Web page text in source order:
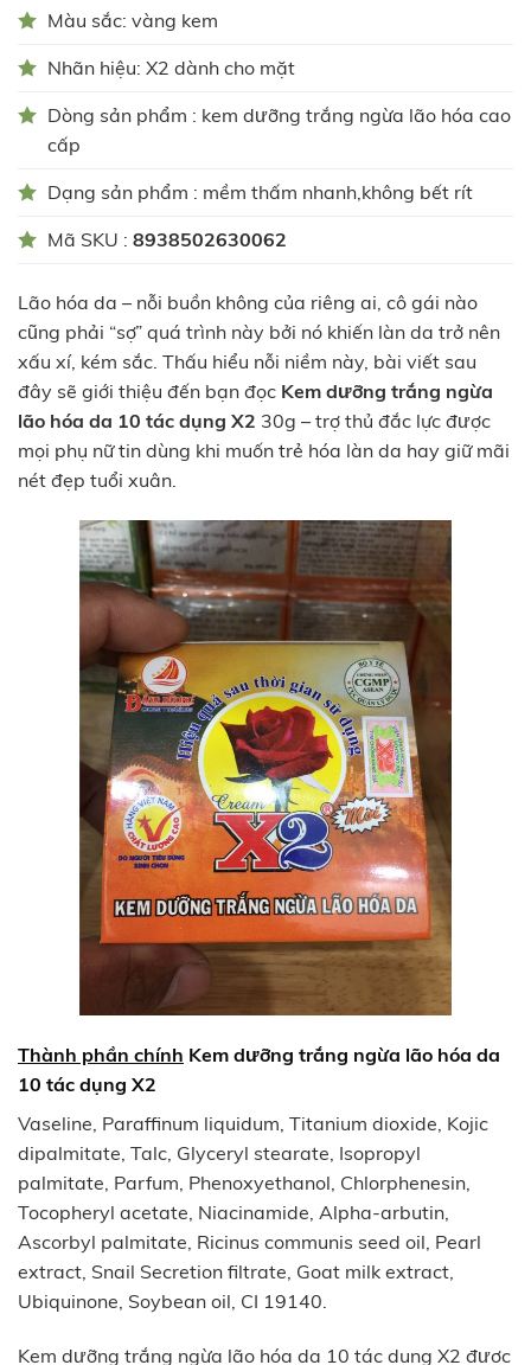
Màu sắc: vàng kem
Nhãn hiệu: X2 dành cho mặt
Dòng sản phẩm : kem dưỡng trắng ngừa lão hóa cao
cấp
Dạng sản phẩm : mềm thấm nhanh,không bết rít
Mã SKU : 8938502630062
Lão hóa da – nỗi buồn không của riêng ai, cô gái nào
cũng phải “sợ” quá trình này bởi nó khiến làn da trở nên
xấu xí, kém sắc. Thấu hiểu nỗi niềm này, bài viết sau
đây sẽ giới thiệu đến bạn đọc Kem dưỡng trắng ngừa
lão hóa da 10 tác dụng X2 30g – trợ thủ đắc lực được
mọi phụ nữ tin dùng khi muốn trẻ hóa làn da hay giữ mãi
nét đẹp tuổi xuân.
Thành phần chính Kem dưỡng trắng ngừa lão hóa da
10 tác dụng X2
Vaseline, Paraffinum liquidum, Titanium dioxide, Kojic
dipalmitate, Talc, Glyceryl stearate, Isopropyl
palmitate, Parfum, Phenoxyethanol, Chlorphenesin,
Tocopheryl acetate, Niacinamide, Alpha-arbutin,
Ascorbyl palmitate, Ricinus communis seed oil, Pearl
extract, Snail Secretion filtrate, Goat milk extract,
Ubiquinone, Soybean oil, CI 19140.
Kem dưỡng trắng ngừa lão hóa da 10 tác dụng X2 được